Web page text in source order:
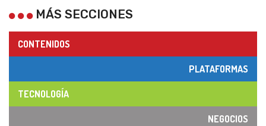
MÁS SECCIONES
CONTENIDOS
PLATAFORMAS
TECNOLOGÍA
NEGOCIOS